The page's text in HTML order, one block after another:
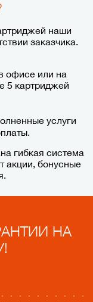
наши
заказчика.
офисе или на
5 картриджей
услуги
гибкая система
акции, бонусные
НА